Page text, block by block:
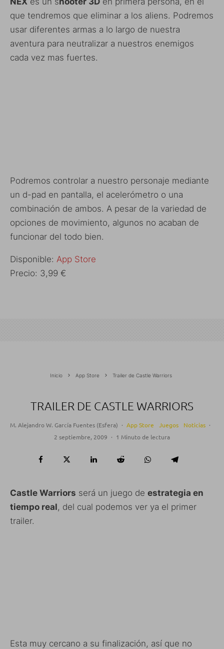
que tendremos que eliminar a los aliens. Podremos
usar diferentes armas a lo largo de nuestra
aventura para neutralizar a nuestros enemigos
cada vez mas fuertes.
Podremos controlar a nuestro personaje mediante
un d-pad en pantalla, el acelerómetro o una
combinación de ambos. A pesar de la variedad de
opciones de movimiento, algunos no acaban de
funcionar del todo bien.
Disponible: App Store
Precio: 3,99 €
Inicio App Store Trailer de Castle Warriors
TRAILER DE CASTLE WARRIORS
M. Alejandro W. García Fuentes (Esfera) · App Store Juegos Noticias ·
2 septiembre, 2009 · 1 Minuto de lectura
Castle Warriors será un juego de estrategia en
tiempo real, del cual podemos ver ya el primer
trailer.
Esta muy cercano a su finalización, así que no